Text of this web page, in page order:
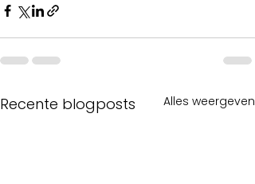
Recente blogposts Alles weergeven